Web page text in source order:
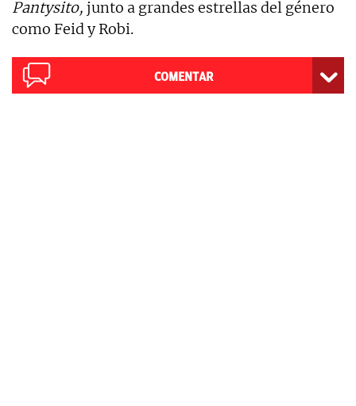
Pantysito, junto a grandes estrellas del género
como Feid y Robi.
COMENTAR